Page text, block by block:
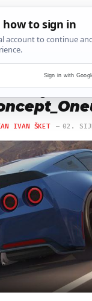
IVAN ŠKET 02.
Sign in with